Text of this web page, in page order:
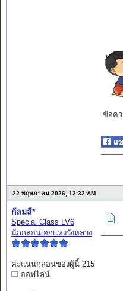
ข้อค
22 พฤษภาคม 2026, 12:32:AM
กัลมลี*
Special Class LV6
นักกลอนเอกแห่งวังหลวง
คะแนนกลอนของผู้นี้ 215
ออฟไลน์